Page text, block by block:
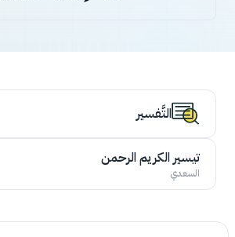
التَّفسير
تيسير الكريم الرحمن
السعدي